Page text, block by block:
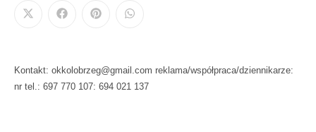
Kontakt: okkolobrzeg@gmail.com reklama/współpraca/dziennikarze:
nr tel.: 697 770 107: 694 021 137